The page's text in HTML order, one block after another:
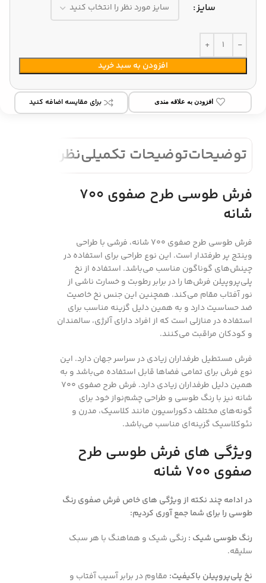
سایز
افزودن به سبد خرید
افزودن به علاقه مندی برای مقایسه اضافه کنید
توضیحاتتوضیحات تکمیلینظرات (0)
فرش طوسی طرح صفوی 700
شانه
فرش طوسی طرح صفوی 700 شانه، فرشی با طراحی
وینتج پر طرفتدار است. این نوع طراحی برای استفاده در
چینش‌های گوناگون مناسب می‌باشد. استفاده از نخ
پلی‌پروپیلن فرش‌ها را در برابر رطوبت و خسارت ناشی از
نور آفتاب مقام می‌کند. همچنین این جنس نخ خاصیت
ضد حساسیت دارد و به همین دلیل گزینه مناسب برای
استفاده در منازلی است که از افراد دارای آلرژی، سالمندان
و کودکان مراقبت می‌کنند.
فرش مستطیل طرفداران زیادی در سراسر جهان دارد. این
نوع فرش برای تمامی فضاها قابل استفاده می‌باشد و به
همین دلیل طرفداران زیادی دارد. فرش طرح صفوی 700
شانه نیز با رنگ طوسی و طراحی چشم‌نواز خود برای
گونه‌های مختلف دکوراسیون‌ مانند کلاسیک، مدرن و
نئوکلاسیک گزینه‌ای مناسب می‌باشد.
ویژگی های فرش طوسی طرح
صفوی 700 شانه
در ادامه چند نکته از ویژگی های خاص فرش صفوی رنگ
طوسی را برای شما جمع آوری کردیم:
رنگ طوسی شیک : رنگی شیک و هماهنگ با هر سبک
سلیقه.
نخ پلی‌پروپیلن باکیفیت: مقاوم در برابر آسیب آفتاب و